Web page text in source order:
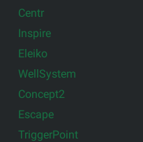
Centr
Inspire
Eleiko
WellSystem
Concept2
Escape
TriggerPoint